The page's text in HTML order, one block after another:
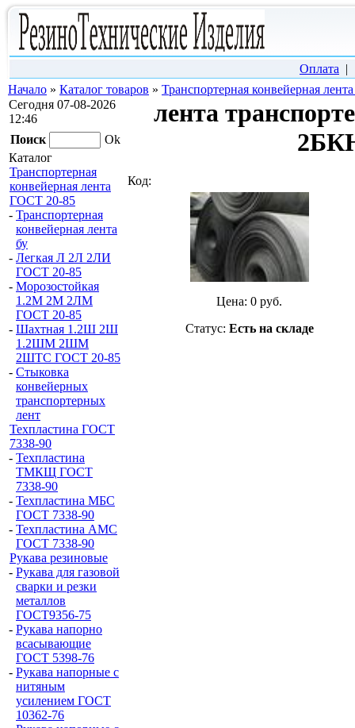
Оплата
Начало » Каталог товаров » Транспортерная конвейерная
Сегодня 07-08-2026
12:46
Поиск
Ok
Каталог
Транспортерная
конвейерная лента
ГОСТ 20-85
- Транспортерная
конвейерная лента
бу
- Легкая Л 2Л 2ЛИ
ГОСТ 20-85
- Морозостойкая
1.2М 2М 2ЛМ
ГОСТ 20-85
- Шахтная 1.2Ш 2Ш
1.2ШМ 2ШМ
2ШТС ГОСТ 20-85
- Стыковка
конвейерных
транспортерных
лент
Техпластина ГОСТ
7338-90
- Техпластина
ТМКЩ ГОСТ
7338-90
- Техпластина МБС
ГОСТ 7338-90
- Техпластина АМС
ГОСТ 7338-90
Рукава резиновые
- Рукава для газовой
сварки и резки
металлов
ГОСТ9356-75
- Рукава напорно
всасывающие
ГОСТ 5398-76
- Рукава напорные с
нитяным
усилением ГОСТ
10362-76
лента
Код:
Цена: 0 руб.
Статус: Есть на складе